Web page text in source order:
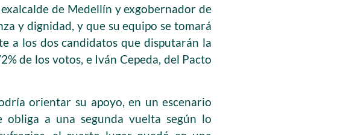
de Medellín y exgobernador de
y dignidad, y que su equipo se tomará
a los dos candidatos que disputarán la
de los votos, e Iván Cepeda, del Pacto
orientar su apoyo, en un escenario
a una segunda vuelta según lo